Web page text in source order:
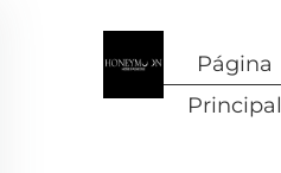
Página
Principal